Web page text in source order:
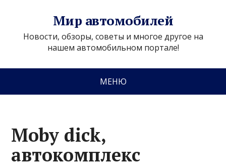
Мир автомобилей
Новости, обзоры, советы и многое другое на
нашем автомобильном портале!
МЕНЮ
Moby dick,
автокомплекс